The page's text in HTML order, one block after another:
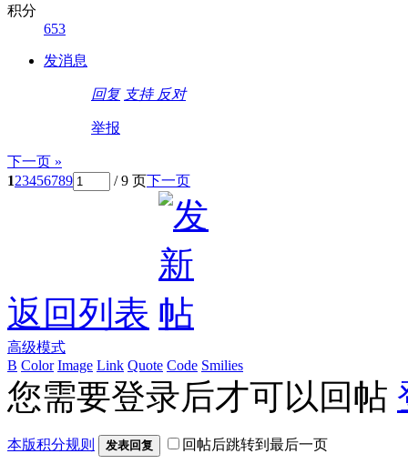
积分
653
发消息
回复 支持 反对
举报
下一页 »
123456789 / 9 页下一页
返回列表
高级模式
B Color Image Link Quote Code Smilies
您需要登录后才可以回帖
本版积分规则 发表回复 回帖后跳转到最后一页